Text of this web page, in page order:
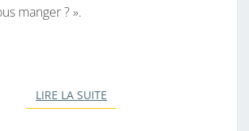
manger ? ».
LIRE LA SUITE